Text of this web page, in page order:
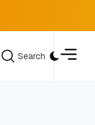
Search